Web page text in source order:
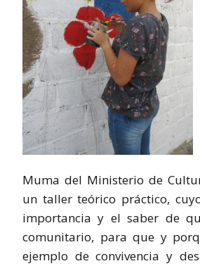
Muma del Ministerio de
un taller teórico práctico,
importancia y el saber de
comunitario, para que y
ejemplo de convivencia y